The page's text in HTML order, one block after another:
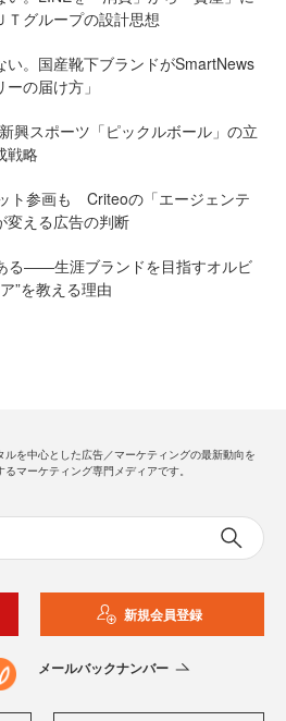
Ｔグループの設計思想
い。国産靴下ブランドがSmartNews
の届け方」
興スポーツ「ピックルボール」の立
戦略
ト参画も Criteoの「エージェンテ
変える広告の判断
る――生涯ブランドを目指すオルビ
”を教える理由
ルを中心とした広告／マーケティングの最新動向を
るマーケティング専門メディアです。
新規会員登録
メールバックナンバー